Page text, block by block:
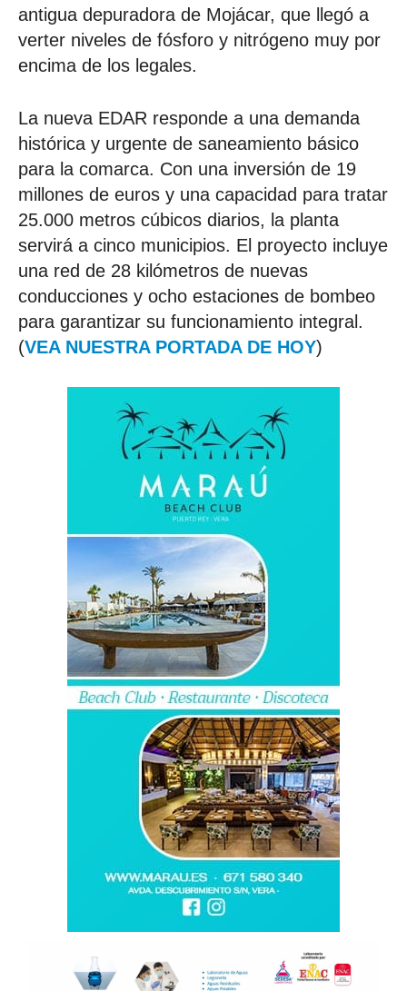
antigua depuradora de Mojácar, que llegó a
verter niveles de fósforo y nitrógeno muy por
encima de los legales.
La nueva EDAR responde a una demanda
histórica y urgente de saneamiento básico
para la comarca. Con una inversión de 19
millones de euros y una capacidad para tratar
25.000 metros cúbicos diarios, la planta
servirá a cinco municipios. El proyecto incluye
una red de 28 kilómetros de nuevas
conducciones y ocho estaciones de bombeo
para garantizar su funcionamiento integral.
(VEA NUESTRA PORTADA DE HOY)